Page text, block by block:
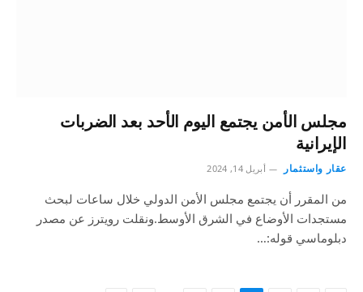
مجلس الأمن يجتمع اليوم الأحد بعد الضربات
الإيرانية
عقار واستثمار أبريل 14, 2024
من المقرر أن يجتمع مجلس الأمن الدولي خلال ساعات لبحث
مستجدات الأوضاع في الشرق الأوسط.ونقلت رويترز عن مصدر
دبلوماسي قوله:…